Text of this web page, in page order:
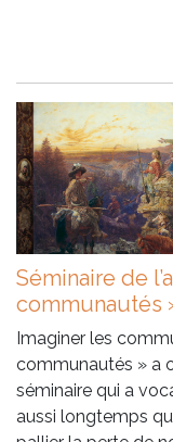
Séminaire de
communautés
Imaginer les
communautés » a
séminaire qui a
aussi longtemps